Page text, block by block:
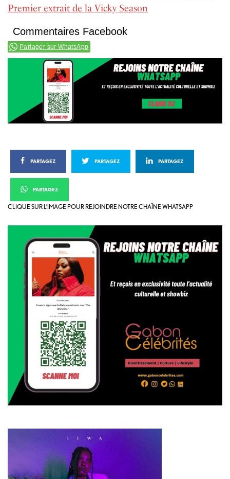
Premier extrait de la Vicky Season
Commentaires Facebook
Partager sur WhatsApp
PARTAGEZ PARTAGEZ PARTAGEZ
PARTAGEZ
CLIQUE SUR L’IMAGE POUR REJOINDRE NOTRE CHAÎNE WHATSAPP